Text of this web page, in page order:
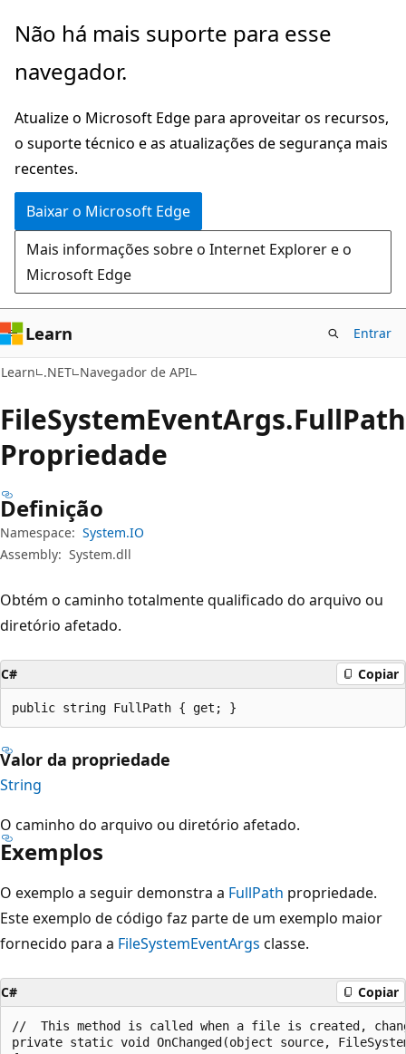
Pular
o
principal
Ignore
passe
a
navegação
na
página
Não há mais suporte para esse
navegador.
Atualize o Microsoft Edge para aproveitar os recursos,
o suporte técnico e as atualizações de segurança mais
recentes.
Baixar o Microsoft Edge
Mais informações sobre o Internet Explorer e o
Microsoft Edge
Learn Entrar
Learn .NET Navegador de API
FileSystemEventArgs.FullPath
Propriedade
Definição
Namespace: System.IO
Assembly: System.dll
Obtém o caminho totalmente qualificado do arquivo ou
diretório afetado.
C# Copiar
public string FullPath { get; }
Valor da propriedade
String
O caminho do arquivo ou diretório afetado.
Exemplos
O exemplo a seguir demonstra a FullPath propriedade.
Este exemplo de código faz parte de um exemplo maior
fornecido para a FileSystemEventArgs classe.
C# Copiar
//  This method is called when a file is created,
private static void OnChanged(object source,